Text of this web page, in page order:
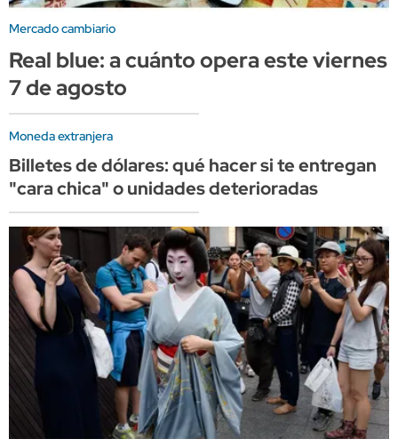
Mercado cambiario
Real blue: a cuánto opera este viernes
7 de agosto
Moneda extranjera
Billetes de dólares: qué hacer si te entregan
"cara chica" o unidades deterioradas